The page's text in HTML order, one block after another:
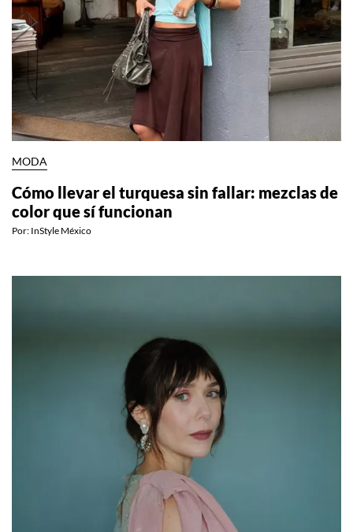
MODA
Cómo llevar el turquesa sin fallar: mezclas de
color que sí funcionan
Por: InStyle México